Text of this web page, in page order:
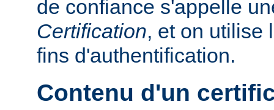
de confiance s'appelle
Certification, et on utilise
fins d'authentification.
Contenu d'un